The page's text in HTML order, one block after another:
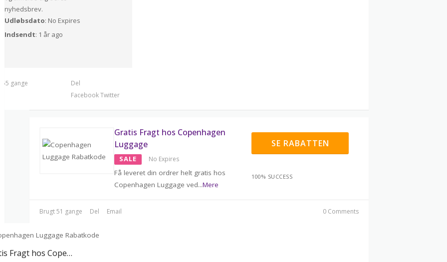
nyhedsbrev.
Udløbsdato: No Expires
Indsendt: 1 år ago
gange
Del
FacebookTwitter
Gratis Fragt hos Copenhagen
Luggage
SALE No Expires
Få leveret din ordrer helt gratis hos
Copenhagen Luggage ved...Mere
SE RABATTEN
100% SUCCESS
Brugt 51 gange Del Email 0 Comments
Gratis Fragt hos Copenhagen Luggage